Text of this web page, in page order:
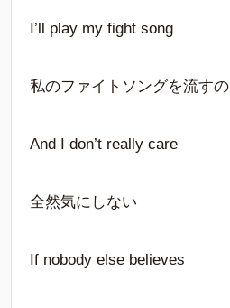
I’ll play my fight song
私のファイトソングを流すの
And I don’t really care
全然気にしない
If nobody else believes